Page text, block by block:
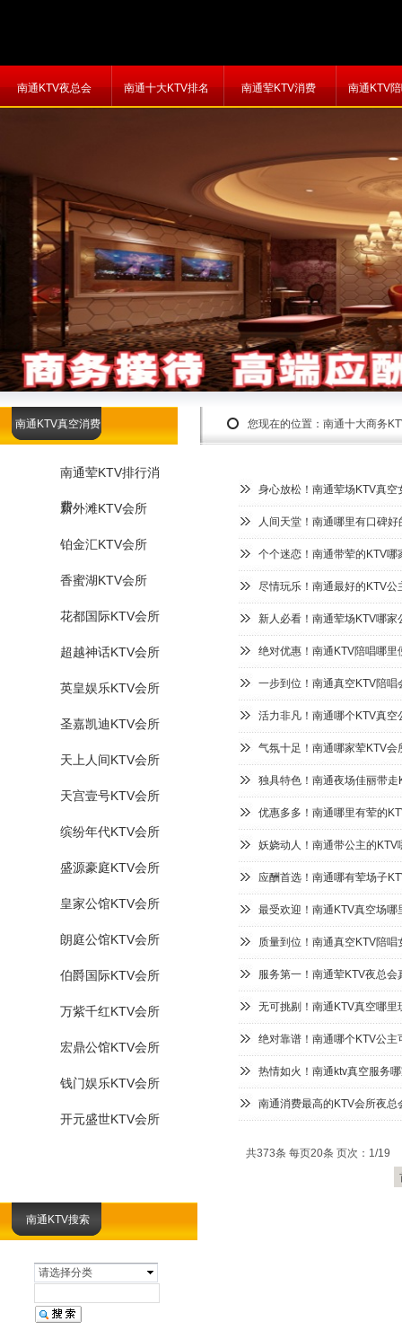
南通KTV夜总会 南通十大KTV排名 南通荤KTV消费 南通KTV
南通KTV搜索
请选择分类
您现在的位置： 南通十大商务
南通KTV真空消费
南通荤KTV排行消
费
新外滩KTV会所
铂金汇KTV会所
香蜜湖KTV会所
花都国际KTV会所
超越神话KTV会所
英皇娱乐KTV会所
圣嘉凯迪KTV会所
天上人间KTV会所
天宫壹号KTV会所
缤纷年代KTV会所
盛源豪庭KTV会所
皇家公馆KTV会所
朗庭公馆KTV会所
伯爵国际KTV会所
万紫千红KTV会所
宏鼎公馆KTV会所
钱门娱乐KTV会所
开元盛世KTV会所
身心放松！南通荤场KTV真
人间天堂！南通哪里有口碑
个个迷恋！南通带荤的KTV
尽情玩乐！南通最好的KTV
新人必看！南通荤场KTV哪
绝对优惠！南通KTV陪唱哪
一步到位！南通真空KTV陪
活力非凡！南通哪个KTV真
气氛十足！南通哪家荤KTV
独具特色！南通夜场佳丽带
优惠多多！南通哪里有荤的
妖娆动人！南通带公主的
应酬首选！南通哪有荤场子
最受欢迎！南通KTV真空场
质量到位！南通真空KTV陪
服务第一！南通荤KTV夜总
无可挑剔！南通KTV真空哪
绝对靠谱！南通哪个KTV公
热情如火！南通ktv真空服务
南通消费最高的KTV会所夜
共373条 每页20条 页次：1/19